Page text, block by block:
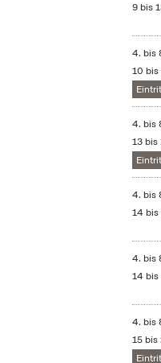
9 bis
4. bis
10 bis
4. bis
13 bis
4. bis
14 bis
4. bis
14 bis
4. bis
15 bis